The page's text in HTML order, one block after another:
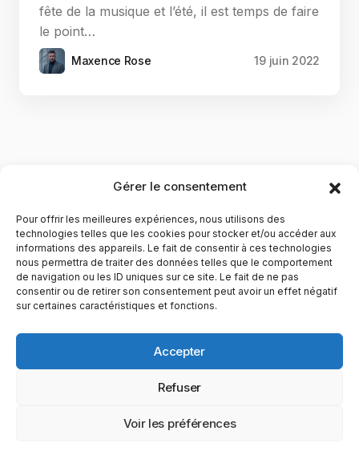
Gérer le consentement
Pour offrir les meilleures expériences, nous utilisons des
technologies telles que les cookies pour stocker et/ou accéder aux
informations des appareils. Le fait de consentir à ces technologies
nous permettra de traiter des données telles que le comportement
de navigation ou les ID uniques sur ce site. Le fait de ne pas
consentir ou de retirer son consentement peut avoir un effet négatif
sur certaines caractéristiques et fonctions.
Accepter
Refuser
Voir les préférences
fête de la musique et l’été, il est temps de faire
le point…
Maxence Rose 19 juin 2022
YubiGeek est un média français dédié aux nouvelles
technologies, à la culture geek et au numérique. Fondé par
actualités, guides, tests et analyses autour de l’innovation,
du web, du gaming et de la science, avec une approche